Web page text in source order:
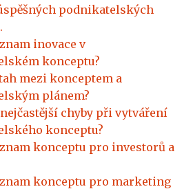
podnikatelských
inovace v
konceptu?
mezi konceptem a
plánem?
chyby při vytváření
konceptu?
konceptu pro investorů a
konceptu pro marketing